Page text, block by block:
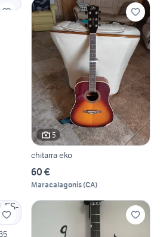
5
chitarra eko
60 €
Maracalagonis(CA)